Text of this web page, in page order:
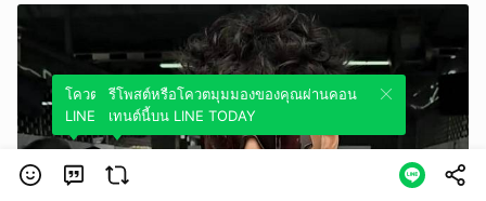
โควตมุมมองของคุณผ่านคอนเทนต์นี้บน
LINE TODAY
รีโพสต์หรือโควตมุมมองของคุณผ่านคอน
เทนต์นี้บน LINE TODAY